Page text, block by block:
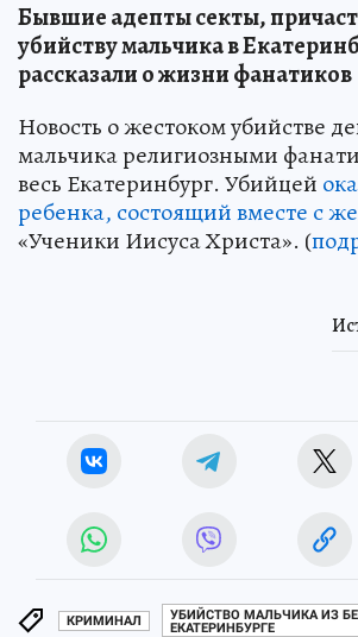
Бывшие адепты секты,
убийству мальчика в
рассказали о жизни фанатиков
Новость о жестоком убийстве
мальчика религиозными
весь Екатеринбург. Убийцей
ребенка, состоящий вместе с
«Ученики Иисуса Христа». (
КРИМИНАЛ
УБИЙСТВО МАЛЬЧИКА ИЗ
ЕКАТЕРИНБУРГЕ